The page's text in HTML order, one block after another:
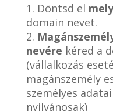
1. Döntsd el
domain nevet.
2.
nevére kéred a
(vállalkozás
magánszemély
személyes
nyilvánosak)